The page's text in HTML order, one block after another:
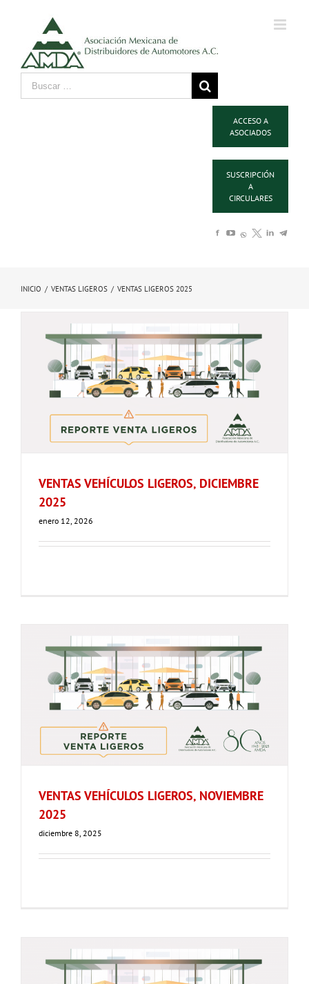
ACCESO A
ASOCIADOS
SUSCRIPCIÓN
A
CIRCULARES
INICIO / VENTAS LIGEROS / VENTAS LIGEROS 2025
VENTAS VEHÍCULOS LIGEROS, DICIEMBRE
2025
enero 12, 2026
VENTAS VEHÍCULOS LIGEROS, NOVIEMBRE
2025
diciembre 8, 2025